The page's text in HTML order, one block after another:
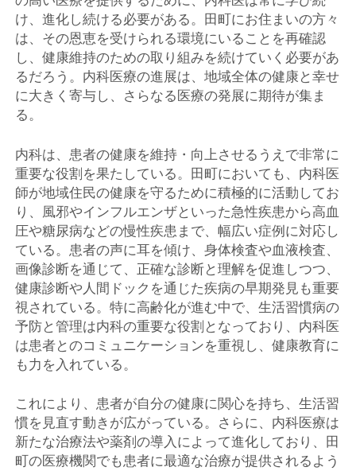
け、進化し続ける必要がある。田町にお住まいの方々
は、その恩恵を受けられる環境にいることを再確認
し、健康維持のための取り組みを続けていく必要があ
るだろう。内科医療の進展は、地域全体の健康と幸せ
に大きく寄与し、さらなる医療の発展に期待が集ま
る。
内科は、患者の健康を維持・向上させるうえで非常に
重要な役割を果たしている。田町においても、内科医
師が地域住民の健康を守るために積極的に活動してお
り、風邪やインフルエンザといった急性疾患から高血
圧や糖尿病などの慢性疾患まで、幅広い症例に対応し
ている。患者の声に耳を傾け、身体検査や血液検査、
画像診断を通じて、正確な診断と理解を促進しつつ、
健康診断や人間ドックを通じた疾病の早期発見も重要
視されている。特に高齢化が進む中で、生活習慣病の
予防と管理は内科の重要な役割となっており、内科医
は患者とのコミュニケーションを重視し、健康教育に
も力を入れている。
これにより、患者が自分の健康に関心を持ち、生活習
慣を見直す動きが広がっている。さらに、内科医療は
新たな治療法や薬剤の導入によって進化しており、田
町の医療機関でも患者に最適な治療が提供されるよう